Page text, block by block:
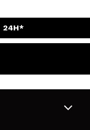
24H*